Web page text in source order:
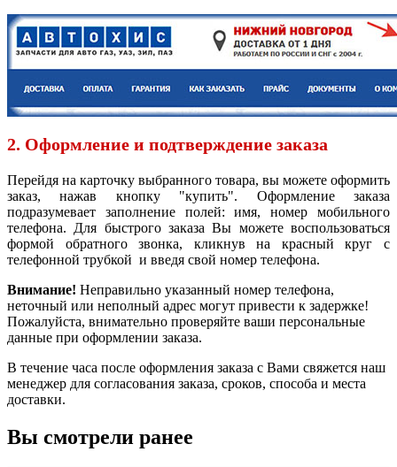
2. Оформление и подтверждение заказа
Перейдя на карточку выбранного товара, вы можете оформить
заказ, нажав кнопку "купить". Оформление заказа
подразумевает заполнение полей: имя, номер мобильного
телефона. Для быстрого заказа Вы можете воспользоваться
формой обратного звонка, кликнув на красный круг с
телефонной трубкой и введя свой номер телефона.
Внимание! Неправильно указанный номер телефона,
неточный или неполный адрес могут привести к задержке!
Пожалуйста, внимательно проверяйте ваши персональные
данные при оформлении заказа.
В течение часа после оформления заказа с Вами свяжется наш
менеджер для согласования заказа, сроков, способа и места
доставки.
Вы смотрели ранее